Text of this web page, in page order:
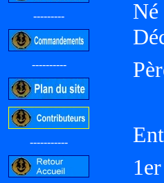
---------
----------
-----------